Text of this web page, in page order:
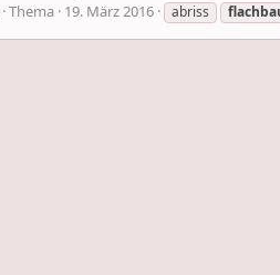
Thema 19. März 2016 abriss